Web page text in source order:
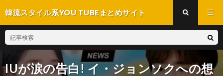
韓流スタイル系YOU TUBEまとめサイト
IUが涙の告白! イ・ジョンソクへの想